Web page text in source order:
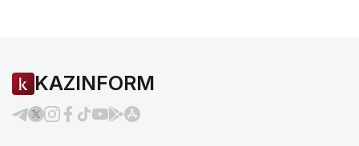
KAZINFORM